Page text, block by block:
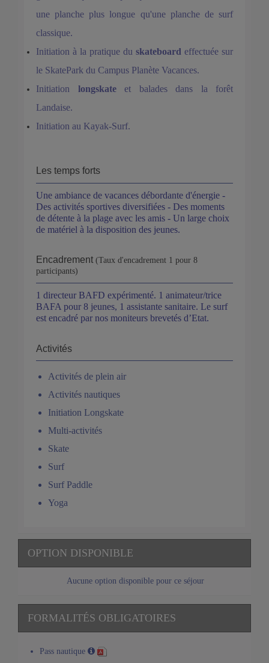
une planche plus longue qu'une planche de surf
classique.
Initiation à la pratique du skateboard effectuée sur
le SkatePark du Campus Planète Vacances.
Initiation longskateet balades dans la forêt
Landaise.
Initiation au Kayak-Surf.
Les temps forts
Une ambiance de vacances débordante d'énergie -
Des activités sportives diversifiées - Des moments
de détente à la plage avec les amis - Un large choix
de matériel à la disposition des jeunes.
Encadrement (Taux d'encadrement 1 pour 8
participants)
1 directeur BAFD expérimenté. 1 animateur/trice
BAFA pour 8 jeunes, 1 assistante sanitaire. Le surf
est encadré par nos moniteurs brevetés d’Etat.
Activités
Activités de plein air
Activités nautiques
Initiation Longskate
Multi-activités
Skate
Surf
Surf Paddle
Yoga
OPTION DISPONIBLE
Aucune option disponible pour ce séjour
FORMALITÉS OBLIGATOIRES
Pass nautique